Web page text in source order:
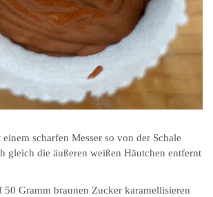
scharfen Messer so von der Schale
gleich die äußeren weißen Häutchen entfernt
Gramm braunen Zucker karamellisieren